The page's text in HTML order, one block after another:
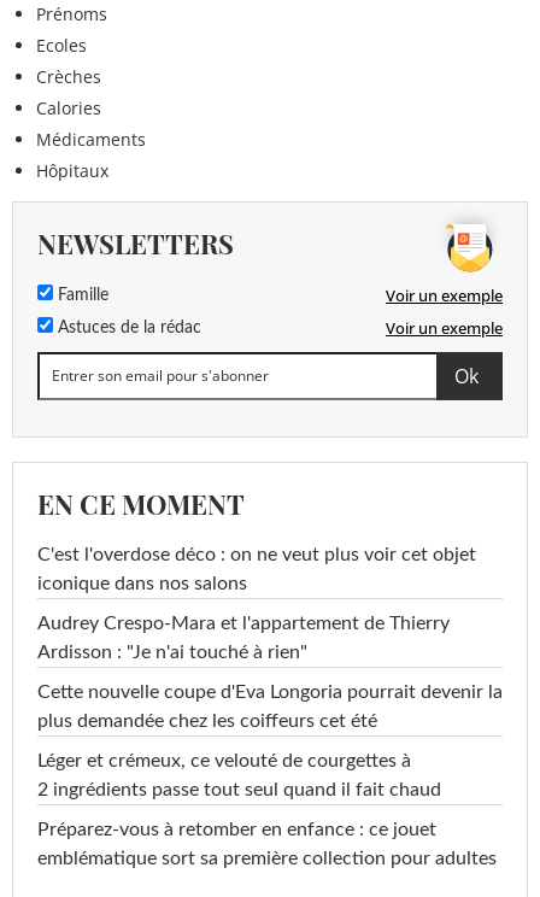
Prénoms
Ecoles
Crèches
Calories
Médicaments
Hôpitaux
NEWSLETTERS
Famille Voir un exemple
Astuces de la rédac Voir un exemple
EN CE MOMENT
C'est l'overdose déco : on ne veut plus voir cet objet
iconique dans nos salons
Audrey Crespo-Mara et l'appartement de Thierry
Ardisson : "Je n'ai touché à rien"
Cette nouvelle coupe d'Eva Longoria pourrait devenir la
plus demandée chez les coiffeurs cet été
Léger et crémeux, ce velouté de courgettes à
2 ingrédients passe tout seul quand il fait chaud
Préparez-vous à retomber en enfance : ce jouet
emblématique sort sa première collection pour adultes